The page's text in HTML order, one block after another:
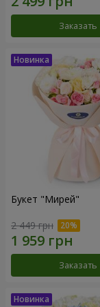
Заказать
Букет "Мирей"
2 449 грн
Заказать